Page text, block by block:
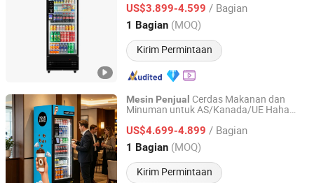
US$3.899-4.599 / Bagian
1 Bagian (MOQ)
Kirim Permintaan
Guangdong, China Harga mulai 2026
Mesin Penjual Cerdas Makanan dan
Minuman untuk AS/Kanada/UE Haha
US$4.699-4.899 / Bagian
1 Bagian (MOQ)
Kirim Permintaan
Shenzhen Haha Zero Beast Technology Co., Ltd.
Guangdong, China Harga mulai 2026